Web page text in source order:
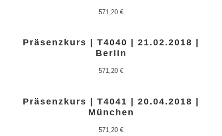
571,20 €
Präsenzkurs | T4040 | 21.02.2018 |
Berlin
571,20 €
Präsenzkurs | T4041 | 20.04.2018 |
München
571,20 €